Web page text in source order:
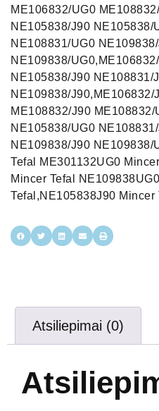
ME106832/UG0
NE105838/J90 NE105838/
NE108831/UG0
NE109838/
NE105838/J90 NE108831/
NE109838/J90,ME106832/
ME108832/J90
NE105838/UG0
NE109838/J90 NE109838/
Tefal ME301132UG0
Mincer Tefal
Tefal,NE105838J90 Mincer
Atsiliepimai (0)